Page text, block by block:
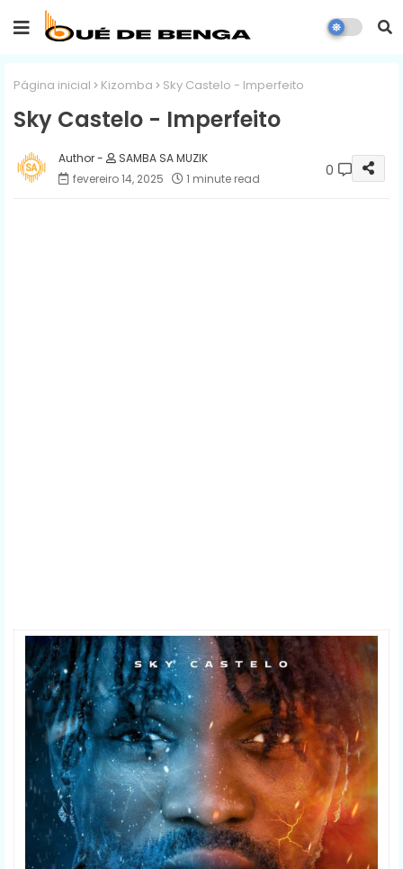
Página inicial Kizomba Sky Castelo - Imperfeito
Sky Castelo - Imperfeito
SAMBA SA MUZIK
fevereiro 14, 2025
1 minute read 0